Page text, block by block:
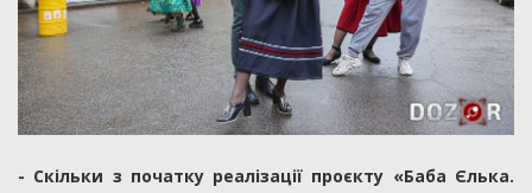
- Скільки з початку реалізації проєкту «Баба Єлька.